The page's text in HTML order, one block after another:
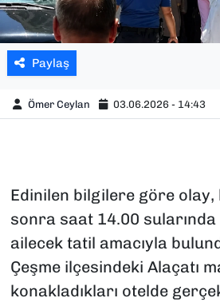
Paylaş
Ömer Ceylan 03.06.2026 - 14:43
Edinilen bilgilere göre olay,
sonra saat 14.00
ailecek tatil amacıyla
Çeşme ilçesindeki Alaçatı
konakladıkları otelde